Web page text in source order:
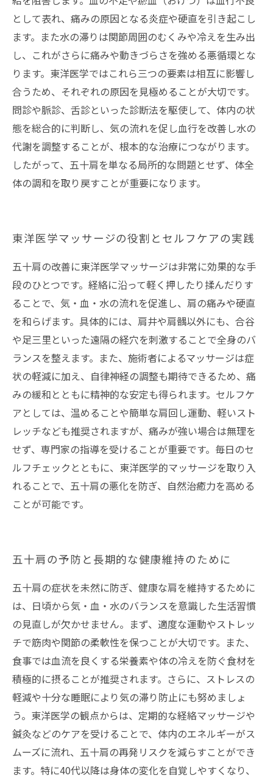
として表れ、痛みの原因となる炎症や硬直を引き起こし
ます。また水の滞りは関節周囲のむくみや冷えを生み出
し、これがさらに痛みや動きづらさを強める悪循環とな
ります。東洋医学ではこれら三つの要素は相互に影響し
合うため、それぞれの原因を見極めることが大切です。
問診や脈診、舌診といった診断法を駆使して、体内の状
態を総合的に判断し、気の流れを促し血行を改善し水の
代謝を調整することが、根本的な治療につながります。
したがって、五十肩を単なる局所的な問題とせず、体全
体の調和を取り戻すことが重要になります。
東洋医学マッサージの役割とセルフケアの実践
五十肩の改善に東洋医学マッサージは非常に効果的な手
段のひとつです。経絡に沿って軽く押したり揉んだりす
ることで、気・血・水の流れを促進し、肩の痛みや硬直
を和らげます。具体的には、肩井や肩髃以外にも、合谷
や足三里といった遠隔の経穴を刺激することで全身のバ
ランスを整えます。また、施術者によるマッサージは症
状の軽減に加え、自律神経の調整も期待できるため、痛
みの緩和とともに精神的な安定も得られます。セルフケ
アとしては、温めることや簡単な肩回し運動、軽いスト
レッチなども推奨されますが、痛みが強い場合は無理を
せず、専門家の指導を受けることが重要です。毎日のセ
ルフチェックとともに、東洋医学的マッサージを取り入
れることで、五十肩の悪化を防ぎ、自然治癒力を高める
ことが可能です。
五十肩の予防と長期的な健康維持のために
五十肩の症状を未然に防ぎ、健康な肩を維持するために
は、日頃から気・血・水のバランスを意識した生活習慣
の見直しが欠かせません。まず、適度な運動やストレッ
チで筋肉や関節の柔軟性を保つことが大切です。また、
食事では血流を良くする栄養素や体の冷えを防ぐ食材を
積極的に摂ることが推奨されます。さらに、ストレスの
軽減や十分な睡眠により気の滞り防止にも努めましょ
う。東洋医学の観点からは、定期的な経絡マッサージや
鍼灸などのケアを受けることで、体内のエネルギーがス
ムーズに流れ、五十肩の再発リスクを減らすことができ
ます。特に40代以降は身体の変化を自覚しやすくなり、